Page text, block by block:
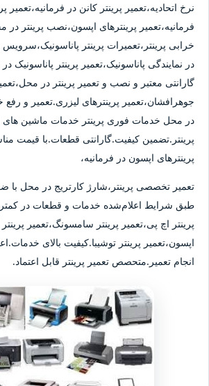
نرخ اتحادیه،تعمیر پرینتر کانن در
فرمانیه،تعمیر پرینترهای اپسون،نصب پرینتر
خرابی پرینتر،تعمیرات پرینتر پاناسونیک،سرویس
در نمایندگی پاناسونیک،تعمیر پرینتر پاناسونیک
گارانتی معتبر و نصب و تعمیر پرینتر در
جوهرافشان،تعمیر پرینترهای لیزری.تعمیر و رفع
در محل خدمات فوری پرینتر خدمات ماشین های
پرینتر.تضمین کیفیت.گارانتی قطعات.با قیمت
پرینترهای اپسون در فرمانیه،
تعمیر تخصصی پرینتر،شارژ کارتریج در محل با
طبق شرایط اعلام‌شده خدمات و قطعات در
پرینتر اچ پی،تعمیر پرینتر سامسونگ،تعمیر پرینتر
اپسون،تعمیر پرینتر توشیبا.کیفیت بالای
انجام تعمیر.متحصص تعمیر پرینتر قابل اعتماد.